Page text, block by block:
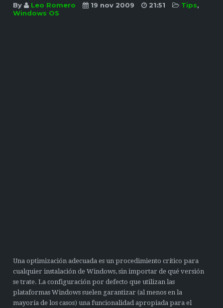
By Leo Romero 19 nov 2009 21:51 Tips,
Windows OS
Una optimización adecuada es un procedimiento crítico para
cualquier instalación de Windows, sin importar de qué versión
se trate. La configuración por defecto que utilizan las
plataformas Windows suelen garantizar (al menos en la
mayoría de los casos) una funcionalidad apropiada para el